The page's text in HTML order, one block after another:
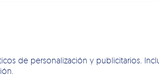
de personalización y publicitarios.